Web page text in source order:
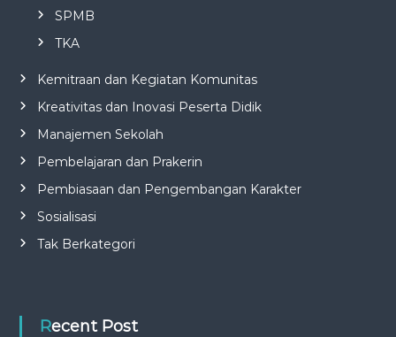
SPMB
TKA
Kemitraan dan Kegiatan Komunitas
Kreativitas dan Inovasi Peserta Didik
Manajemen Sekolah
Pembelajaran dan Prakerin
Pembiasaan dan Pengembangan Karakter
Sosialisasi
Tak Berkategori
Recent Post